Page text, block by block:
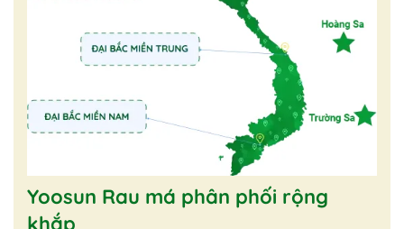
Yoosun Rau má phân phối rộng
khắp